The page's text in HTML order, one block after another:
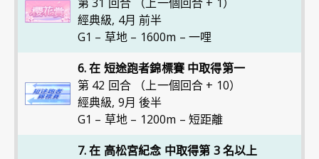
經典級, 4月 前半
G1 – 草地 – 1600m – 一哩
6. 在 短途跑者錦標賽 中取得第一
第 42 回合 （上一個回合 + 10）
經典級, 9月 後半
G1 – 草地 – 1200m – 短距離
7. 在 高松宮紀念 中取得第 3 名以上